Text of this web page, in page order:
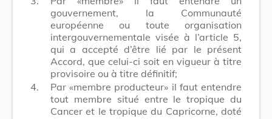
gouvernement, la Communauté
européenne ou toute organisation
intergouvernementale visée à l’article 5,
qui a accepté d’être lié par le présent
Accord, que celui-ci soit en vigueur à titre
provisoire ou à titre définitif;
4.
Par «membre producteur» il faut entendre
tout membre situé entre le tropique du
Cancer et le tropique du Capricorne, doté